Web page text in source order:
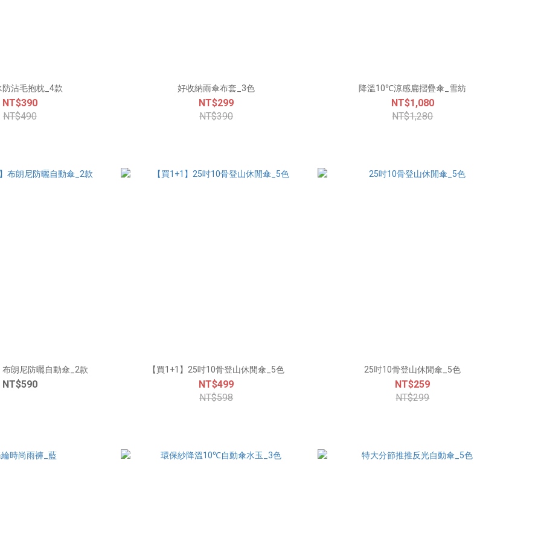
防沾毛抱枕_4款
NT$390
NT$490
好收納雨傘布套_3色
NT$299
NT$390
降溫10℃涼感扁摺疊傘_雪紡
NT$1,080
NT$1,280
朗尼防曬自動傘_2款
NT$590
【買1+1】25吋10骨登山休閒傘_5色
NT$499
NT$598
25吋10骨登山休閒傘_5色
NT$259
NT$299